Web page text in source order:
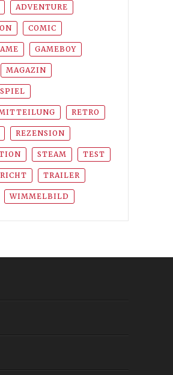
ADVENTURE
COMIC
GAMEBOY
MAGAZIN
RETRO
REZENSION
STEAM TEST
TRAILER
WIMMELBILD